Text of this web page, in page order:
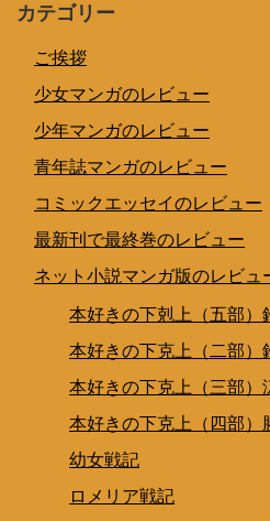
カテゴリー
ご挨拶
少女マンガのレビュー
少年マンガのレビュー
青年誌マンガのレビュー
コミックエッセイのレビュー
最新刊で最終巻のレビュー
ネット小説マンガ版のレビュ
本好きの下剋上（五部）
本好きの下克上（二部）
本好きの下克上（三部）
本好きの下克上（四部）
幼女戦記
ロメリア戦記